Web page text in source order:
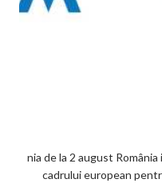
nia de la 2 august
cadrului european